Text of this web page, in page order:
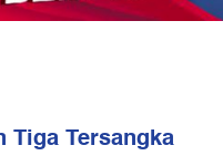
Tiga Tersangka